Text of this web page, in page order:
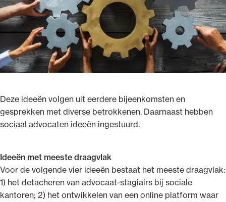
Deze ideeën volgen uit eerdere bijeenkomsten en
gesprekken met diverse betrokkenen. Daarnaast hebben
sociaal advocaten ideeën ingestuurd.
Ideeën met meeste draagvlak
Voor de volgende vier ideeën bestaat het meeste draagvlak:
1) het detacheren van advocaat-stagiairs bij sociale
kantoren; 2) het ontwikkelen van een online platform waar